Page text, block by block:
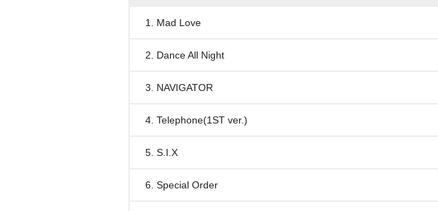
1. Mad Love
2. Dance All Night
3. NAVIGATOR
4. Telephone(1ST ver.)
5. S.I.X
6. Special Order